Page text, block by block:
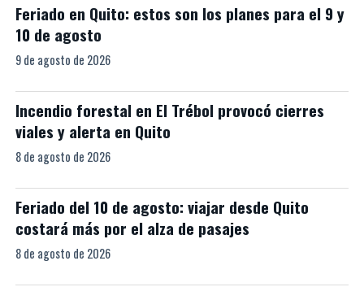
Feriado en Quito: estos son los planes para el 9 y
10 de agosto
9 de agosto de 2026
Incendio forestal en El Trébol provocó cierres
viales y alerta en Quito
8 de agosto de 2026
Feriado del 10 de agosto: viajar desde Quito
costará más por el alza de pasajes
8 de agosto de 2026